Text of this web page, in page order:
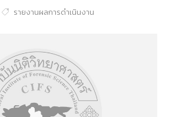
รายงานผลการดำเนินงาน